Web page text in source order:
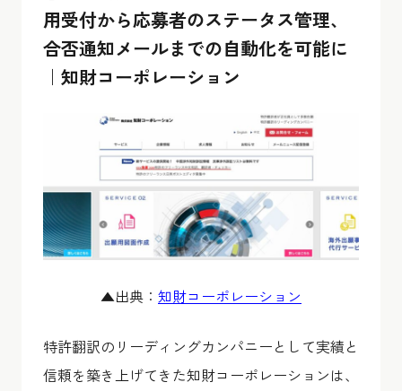
用受付から応募者のステータス管理、
合否通知メールまでの自動化を可能に
｜知財コーポレーション
▲出典： 知財コーポレーション
特許翻訳のリーディングカンパニーとして実績と
信頼を築き上げてきた知財コーポレーションは、